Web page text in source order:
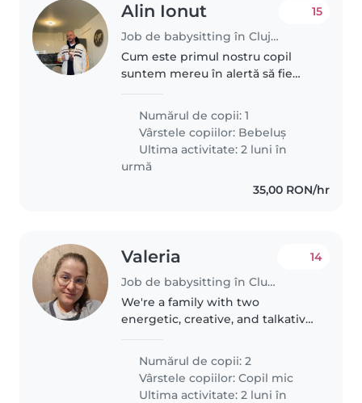
Alin Ionut
Job de babysitting în Cluj-Napoca
15
Cum este primul nostru copil
suntem mereu în alertă să fie
obosită puțin , suntem oameni
serioși și respectuoși căutăm o
bonă calmă și de încredere..
Numărul de copii: 1
Vârstele copiilor: Bebeluș
Ultima activitate: 2 luni în
urmă
35,00 RON/hr
Valeria
Job de babysitting în Cluj-Napoca
14
We're a family with two
energetic, creative, and talkative
babysitter to join us at our home.
If you love engaging with lively
little ones and have..
Numărul de copii: 2
Vârstele copiilor:Copil mic
Ultima activitate: 2 luni în